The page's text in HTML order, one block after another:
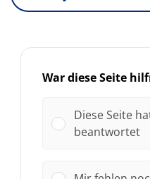
War diese Seite
Diese Seite
beantwortet